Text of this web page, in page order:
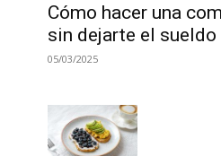
Cómo hacer una
sin dejarte el sueldo
05/03/2025